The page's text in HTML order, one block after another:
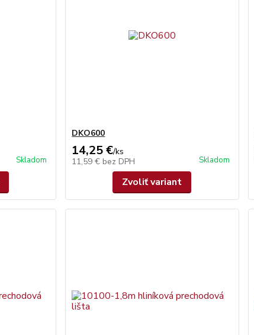
Skladom
DKO600
14,25 €/ks
11,59 € bez DPH Skladom
Zvoliť variant